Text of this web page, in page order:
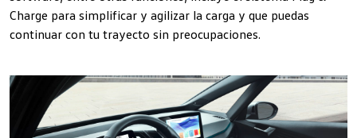
Charge para simplificar y agilizar la carga y que puedas
continuar con tu trayecto sin preocupaciones.